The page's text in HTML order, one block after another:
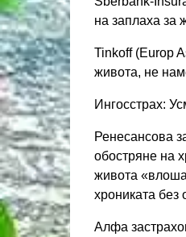
на заплаха за
Tinkoff (Europ
живота, не
Ингосстрах:
Ренесансова
обостряне на
живота
хрониката без
Алфа